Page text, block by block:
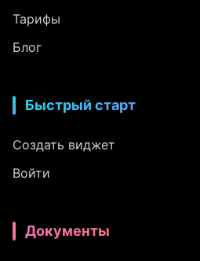
Тарифы
Блог
Быстрый старт
Создать виджет
Войти
Документы